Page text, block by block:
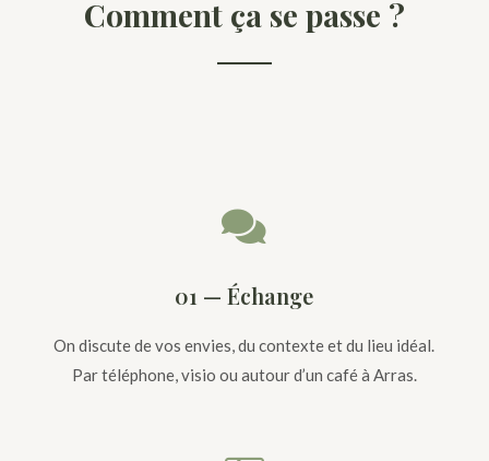
Comment ça se passe ?

01 — Échange
On discute de vos envies, du contexte et du lieu idéal.
Par téléphone, visio ou autour d’un café à Arras.